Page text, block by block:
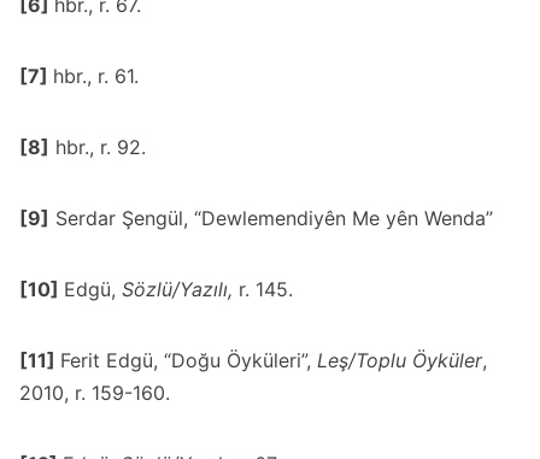
[6] hbr., r. 67.
[7] hbr., r. 61.
[8] hbr., r. 92.
[9] Serdar Şengül, “Dewlemendiyên Me yên Wenda”
[10] Edgü, Sözlü/Yazılı, r. 145.
[11] Ferit Edgü, “Doğu Öyküleri”, Leş/Toplu Öyküler,
2010, r. 159-160.